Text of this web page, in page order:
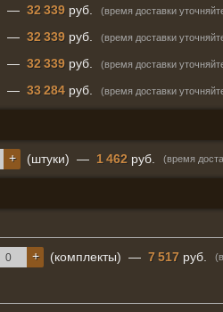
— 32 339 руб. (время доставки
— 32 339 руб. (время доставки
— 32 339 руб. (время доставки
— 33 284 руб. (время доставки
+ (штуки) — 1 462 руб. (время
+ (комплекты) — 7 517 руб.